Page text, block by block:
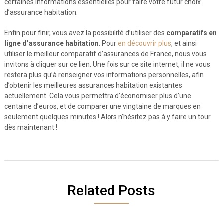
certaines informations essentielles pour faire votre futur choix
d’assurance habitation.
Enfin pour finir, vous avez la possibilité d’utiliser des comparatifs en
ligne d’assurance habitation . Pouren découvrir plus, et ainsi
utiliser le meilleur comparatif d’assurances de France, nous vous
invitons à cliquer sur ce lien. Une fois sur ce site internet, il ne vous
restera plus qu’à renseigner vos informations personnelles, afin
d’obtenir les meilleures assurances habitation existantes
actuellement. Cela vous permettra d’économiser plus d’une
centaine d’euros, et de comparer une vingtaine de marques en
seulement quelques minutes ! Alors n’hésitez pas à y faire un tour
dès maintenant !
Related Posts